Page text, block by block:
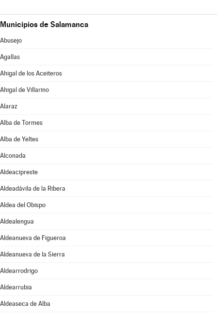
Municipios de Salamanca
Abusejo
Agallas
Ahigal de los Aceiteros
Ahigal de Villarino
Alaraz
Alba de Tormes
Alba de Yeltes
Alconada
Aldeacipreste
Aldeadávila de la Ribera
Aldea del Obispo
Aldealengua
Aldeanueva de Figueroa
Aldeanueva de la Sierra
Aldearrodrigo
Aldearrubia
Aldeaseca de Alba